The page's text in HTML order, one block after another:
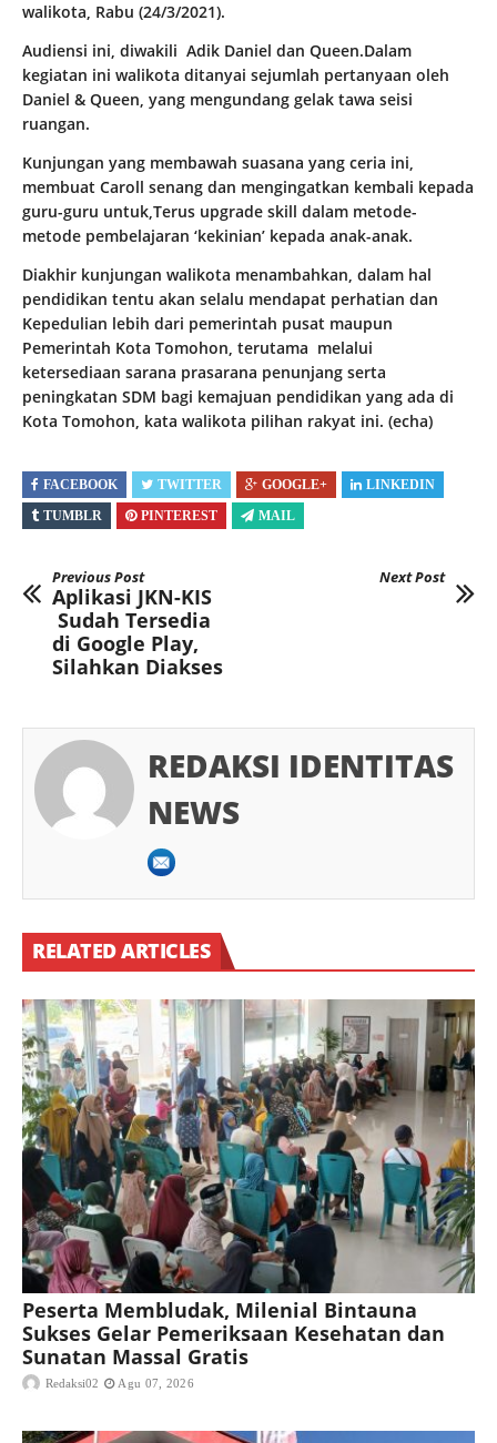
walikota, Rabu (24/3/2021).
Audiensi ini, diwakili Adik Daniel dan Queen.Dalam
kegiatan ini walikota ditanyai sejumlah pertanyaan oleh
Daniel & Queen, yang mengundang gelak tawa seisi
ruangan.
Kunjungan yang membawah suasana yang ceria ini,
membuat Caroll senang dan mengingatkan kembali kepada
guru-guru untuk,Terus upgrade skill dalam metode-
metode pembelajaran ‘kekinian’ kepada anak-anak.
Diakhir kunjungan walikota menambahkan, dalam hal
pendidikan tentu akan selalu mendapat perhatian dan
Kepedulian lebih dari pemerintah pusat maupun
Pemerintah Kota Tomohon, terutama melalui
ketersediaan sarana prasarana penunjang serta
peningkatan SDM bagi kemajuan pendidikan yang ada di
Kota Tomohon, kata walikota pilihan rakyat ini. (echa)
FACEBOOK TWITTER GOOGLE+
LINKEDIN
TUMBLR
PINTEREST MAIL
Previous Post
Aplikasi JKN-KIS
Sudah Tersedia
di Google Play,
Silahkan Diakses
Next Post
REDAKSI IDENTITAS
NEWS
RELATED ARTICLES
Peserta Membludak, Milenial Bintauna
Sukses Gelar Pemeriksaan Kesehatan dan
Sunatan Massal Gratis
Redaksi02 Agu 07, 2026